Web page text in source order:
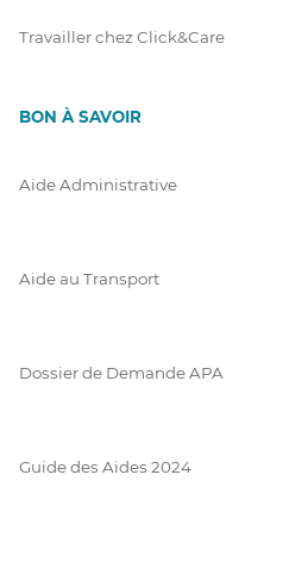
Travailler chez Click&Care
BON À SAVOIR
Aide Administrative
Aide au Transport
Dossier de Demande APA
Guide des Aides 2024